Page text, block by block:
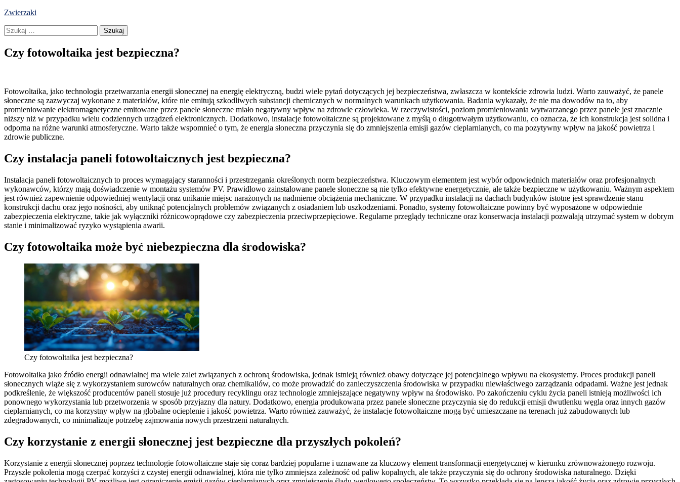
Skip
content
Zwierzaki
Szukaj:
Czy fotowoltaika jest bezpieczna?
Fotowoltaika, jako technologia przetwarzania energii słonecznej na energię elektryczną, budzi wiele pytań dotyczących jej bezpieczeństwa, zwłaszcza w kontekście zdrowia ludzi. Warto zauważyć, że panele
słoneczne są zazwyczaj wykonane z materiałów, które nie emitują szkodliwych substancji chemicznych w normalnych warunkach użytkowania. Badania wykazały, że nie ma dowodów na to, aby
promieniowanie elektromagnetyczne emitowane przez panele słoneczne miało negatywny wpływ na zdrowie człowieka. W rzeczywistości, poziom promieniowania wytwarzanego przez panele jest znacznie
niższy niż w przypadku wielu codziennych urządzeń elektronicznych. Dodatkowo, instalacje fotowoltaiczne są projektowane z myślą o długotrwałym użytkowaniu, co oznacza, że ich konstrukcja jest solidna i
odporna na różne warunki atmosferyczne. Warto także wspomnieć o tym, że energia słoneczna przyczynia się do zmniejszenia emisji gazów cieplarnianych, co ma pozytywny wpływ na jakość powietrza i
zdrowie publiczne.
Czy instalacja paneli fotowoltaicznych jest bezpieczna?
Instalacja paneli fotowoltaicznych to proces wymagający staranności i przestrzegania określonych norm bezpieczeństwa. Kluczowym elementem jest wybór odpowiednich materiałów oraz profesjonalnych
wykonawców, którzy mają doświadczenie w montażu systemów PV. Prawidłowo zainstalowane panele słoneczne są nie tylko efektywne energetycznie, ale także bezpieczne w użytkowaniu. Ważnym aspektem
jest również zapewnienie odpowiedniej wentylacji oraz unikanie miejsc narażonych na nadmierne obciążenia mechaniczne. W przypadku instalacji na dachach budynków istotne jest sprawdzenie stanu
konstrukcji dachu oraz jego nośności, aby uniknąć potencjalnych problemów związanych z osiadaniem lub uszkodzeniami. Ponadto, systemy fotowoltaiczne powinny być wyposażone w odpowiednie
zabezpieczenia elektryczne, takie jak wyłączniki różnicowoprądowe czy zabezpieczenia przeciwprzepięciowe. Regularne przeglądy techniczne oraz konserwacja instalacji pozwalają utrzymać system w dobrym
stanie i minimalizować ryzyko wystąpienia awarii.
Czy fotowoltaika może być niebezpieczna dla środowiska?
Czy fotowoltaika jest bezpieczna?
Fotowoltaika jako źródło energii odnawialnej ma wiele zalet związanych z ochroną środowiska, jednak istnieją również obawy dotyczące jej potencjalnego wpływu na ekosystemy. Proces produkcji paneli
słonecznych wiąże się z wykorzystaniem surowców naturalnych oraz chemikaliów, co może prowadzić do zanieczyszczenia środowiska w przypadku niewłaściwego zarządzania odpadami. Ważne jest jednak
podkreślenie, że większość producentów paneli stosuje już procedury recyklingu oraz technologie zmniejszające negatywny wpływ na środowisko. Po zakończeniu cyklu życia paneli istnieją możliwości ich
ponownego wykorzystania lub przetworzenia w sposób przyjazny dla natury. Dodatkowo, energia produkowana przez panele słoneczne przyczynia się do redukcji emisji dwutlenku węgla oraz innych gazów
cieplarnianych, co ma korzystny wpływ na globalne ocieplenie i jakość powietrza. Warto również zauważyć, że instalacje fotowoltaiczne mogą być umieszczane na terenach już zabudowanych lub
zdegradowanych, co minimalizuje potrzebę zajmowania nowych przestrzeni naturalnych.
Czy korzystanie z energii słonecznej jest bezpieczne dla przyszłych pokoleń?
Korzystanie z energii słonecznej poprzez technologie fotowoltaiczne staje się coraz bardziej popularne i uznawane za kluczowy element transformacji energetycznej w kierunku zrównoważonego rozwoju.
Przyszłe pokolenia mogą czerpać korzyści z czystej energii odnawialnej, która nie tylko zmniejsza zależność od paliw kopalnych, ale także przyczynia się do ochrony środowiska naturalnego. Dzięki